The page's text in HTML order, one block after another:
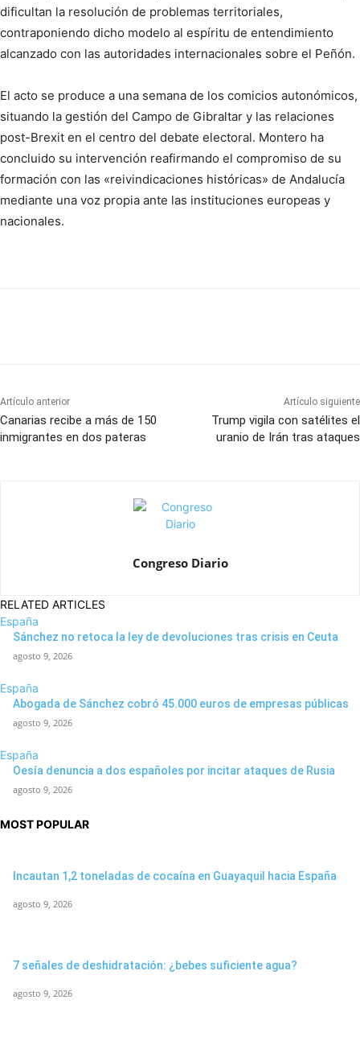
dificultan la resolución de problemas territoriales,
contraponiendo dicho modelo al espíritu de entendimiento
alcanzado con las autoridades internacionales sobre el Peñón.
El acto se produce a una semana de los comicios autonómicos,
situando la gestión del Campo de Gibraltar y las relaciones
post-Brexit en el centro del debate electoral. Montero ha
concluido su intervención reafirmando el compromiso de su
formación con las «reivindicaciones históricas» de Andalucía
mediante una voz propia ante las instituciones europeas y
nacionales.
Artículo anterior
Canarias recibe a más de 150
inmigrantes en dos pateras
Artículo siguiente
Trump vigila con satélites el
uranio de Irán tras ataques
Congreso Diario
RELATED ARTICLES
España
Sánchez no retoca la ley de devoluciones tras crisis en Ceuta
agosto 9, 2026
España
Abogada de Sánchez cobró 45.000 euros de empresas públicas
agosto 9, 2026
España
Oesía denuncia a dos españoles por incitar ataques de Rusia
agosto 9, 2026
MOST POPULAR
Incautan 1,2 toneladas de cocaína en Guayaquil hacia España
agosto 9, 2026
7 señales de deshidratación: ¿bebes suficiente agua?
agosto 9, 2026